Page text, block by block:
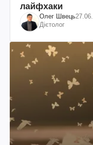
лайфхаки
Олег Швець
Дієтолог